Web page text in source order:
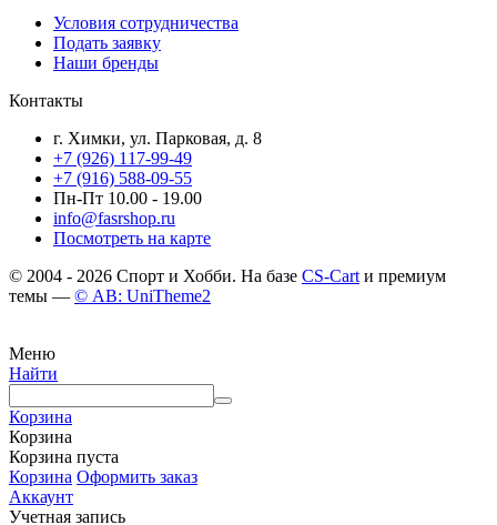
Условия сотрудничества
Подать заявку
Наши бренды
Контакты
г. Химки, ул. Парковая, д. 8
+7 (926) 117-99-49
+7 (916) 588-09-55
Пн-Пт 10.00 - 19.00
info@fasrshop.ru
Посмотреть на карте
© 2004 - 2026 Спорт и Хобби. На базе CS-Cart и премиум
темы — © AB: UniTheme2
Меню
Найти
Корзина
Корзина
Корзина пуста
Корзина Оформить заказ
Аккаунт
Учетная запись